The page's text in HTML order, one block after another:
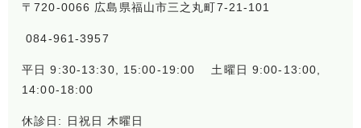
〒720-0066 広島県福山市三之丸町7-21-101
084-961-3957
平日 9:30-13:30, 15:00-19:00 土曜日 9:00-13:00,
14:00-18:00
休診日: 日祝日 木曜日